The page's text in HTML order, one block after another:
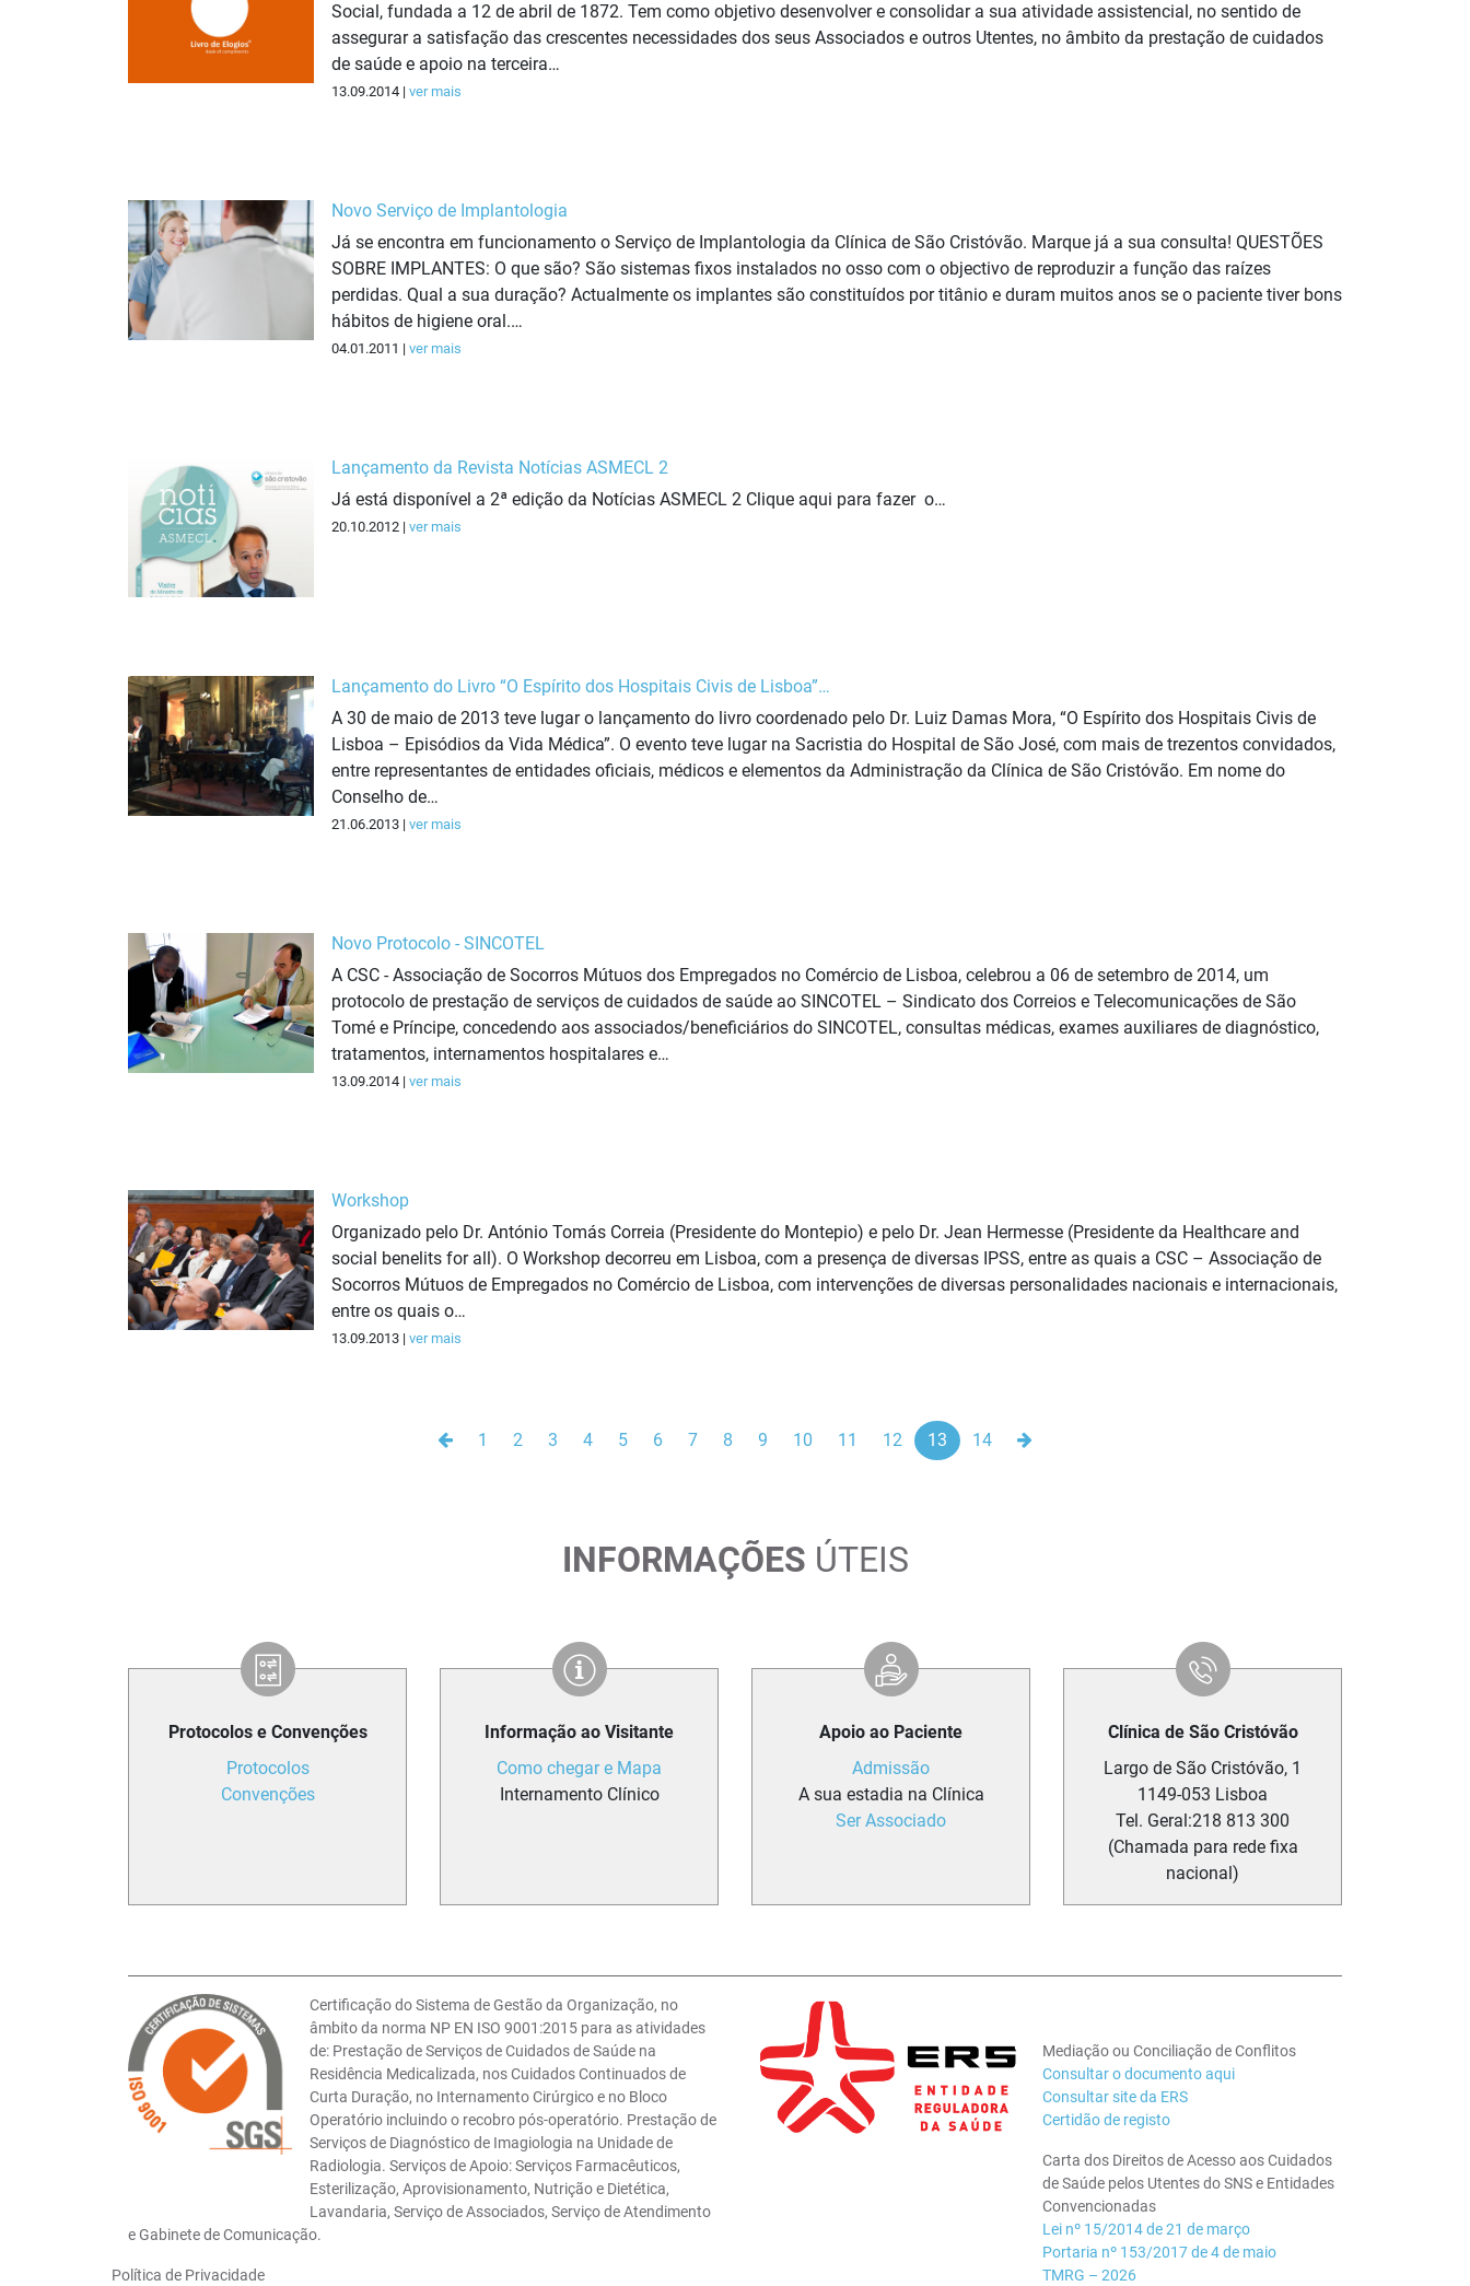
Social, fundada a 12 de abril de 1872. Tem como objetivo desenvolver e consolidar a sua atividade assistencial, no sentido de
assegurar a satisfação das crescentes necessidades dos seus Associados e outros Utentes, no âmbito da prestação de cuidados
de saúde e apoio na terceira…
13.09.2014 | ver mais
Novo Serviço de Implantologia
Já se encontra em funcionamento o Serviço de Implantologia da Clínica de São Cristóvão. Marque já a sua consulta! QUESTÕES
SOBRE IMPLANTES: O que são? São sistemas fixos instalados no osso com o objectivo de reproduzir a função das raízes
perdidas. Qual a sua duração? Actualmente os implantes são constituídos por titânio e duram muitos anos se o paciente tiver bons
hábitos de higiene oral.…
04.01.2011 | ver mais
Lançamento da Revista Notícias ASMECL 2
Já está disponível a 2ª edição da Notícias ASMECL 2 Clique aqui para fazer o…
20.10.2012 | ver mais
Lançamento do Livro “O Espírito dos Hospitais Civis de Lisboa”…
A 30 de maio de 2013 teve lugar o lançamento do livro coordenado pelo Dr. Luiz Damas Mora, “O Espírito dos Hospitais Civis de
Lisboa – Episódios da Vida Médica”. O evento teve lugar na Sacristia do Hospital de São José, com mais de trezentos convidados,
entre representantes de entidades oficiais, médicos e elementos da Administração da Clínica de São Cristóvão. Em nome do
Conselho de…
21.06.2013 | ver mais
Novo Protocolo - SINCOTEL
A CSC - Associação de Socorros Mútuos dos Empregados no Comércio de Lisboa, celebrou a 06 de setembro de 2014, um
protocolo de prestação de serviços de cuidados de saúde ao SINCOTEL – Sindicato dos Correios e Telecomunicações de São
Tomé e Príncipe, concedendo aos associados/beneficiários do SINCOTEL, consultas médicas, exames auxiliares de diagnóstico,
tratamentos, internamentos hospitalares e…
13.09.2014 | ver mais
Workshop
Organizado pelo Dr. António Tomás Correia (Presidente do Montepio) e pelo Dr. Jean Hermesse (Presidente da Healthcare and
social benelits for all). O Workshop decorreu em Lisboa, com a presença de diversas IPSS, entre as quais a CSC – Associação de
Socorros Mútuos de Empregados no Comércio de Lisboa, com intervenções de diversas personalidades nacionais e internacionais,
entre os quais o…
13.09.2013 | ver mais
Anterior
1 2 3 4 5 6 7 8 9 10 11 12 13 14
INFORMAÇÕES ÚTEIS
Protocolos e Convenções
Protocolos
Convenções
Informação ao Visitante
Como chegar e Mapa
Internamento Clínico
Apoio ao Paciente
Admissão
A sua estadia na Clínica
Ser Associado
Clínica de São Cristóvão
Largo de São Cristóvão, 1
1149-053 Lisboa
Tel. Geral:218 813 300
(Chamada para rede fixa
nacional)
Certificação do Sistema de Gestão da Organização, no
âmbito da norma NP EN ISO 9001:2015 para as atividades
de: Prestação de Serviços de Cuidados de Saúde na
Residência Medicalizada, nos Cuidados Continuados de
Curta Duração, no Internamento Cirúrgico e no Bloco
Operatório incluindo o recobro pós-operatório. Prestação de
Serviços de Diagnóstico de Imagiologia na Unidade de
Radiologia. Serviços de Apoio: Serviços Farmacêuticos,
Esterilização, Aprovisionamento, Nutrição e Dietética,
Lavandaria, Serviço de Associados, Serviço de Atendimento
e Gabinete de Comunicação.
Política de Privacidade
Mediação ou Conciliação de Conflitos
Consultar o documento aqui
Consultar site da ERS
Certidão de registo
Carta dos Direitos de Acesso aos Cuidados
de Saúde pelos Utentes do SNS e Entidades
Convencionadas
Lei nº 15/2014 de 21 de março
Portaria nº 153/2017 de 4 de maio
TMRG – 2026